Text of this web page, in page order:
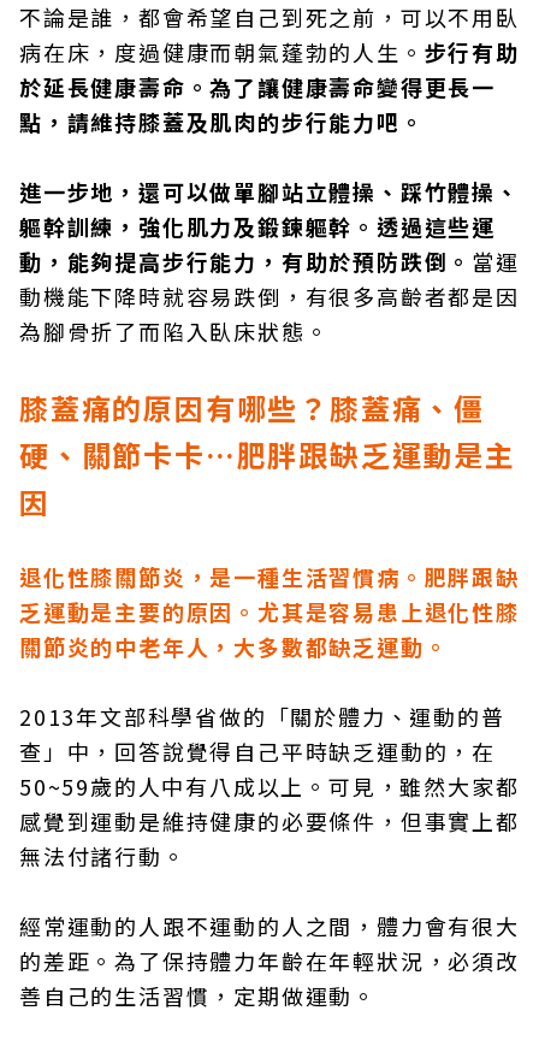
不論是誰，都會希望自己到死之前，可以不用臥
病在床，度過健康而朝氣蓬勃的人生。 步行有助
於延長健康壽命。為了讓健康壽命變得更長一
點，請維持膝蓋及肌肉的步行能力吧。
進一步地，還可以做單腳站立體操、踩竹體操、
軀幹訓練，強化肌力及鍛鍊軀幹。透過這些運
動，能夠提高步行能力，有助於預防跌倒。 當運
動機能下降時就容易跌倒，有很多高齡者都是因
為腳骨折了而陷入臥床狀態。
膝蓋痛的原因有哪些？膝蓋痛、僵
硬、關節卡卡…肥胖跟缺乏運動是主
因
退化性膝關節炎，是一種生活習慣病。肥胖跟缺
乏運動是主要的原因。尤其是容易患上退化性膝
關節炎的中老年人，大多數都缺乏運動。
2013年文部科學省做的「關於體力、運動的普
查」中，回答說覺得自己平時缺乏運動的，在
50~59歲的人中有八成以上。可見，雖然大家都
感覺到運動是維持健康的必要條件，但事實上都
無法付諸行動。
經常運動的人跟不運動的人之間，體力會有很大
的差距。為了保持體力年齡在年輕狀況，必須改
善自己的生活習慣，定期做運動。